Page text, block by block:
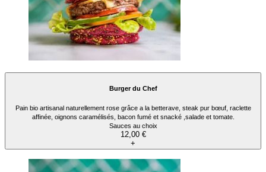
Burger du Chef
Pain bio artisanal naturellement rose grâce a la betterave, steak pur bœuf, raclette
affinée, oignons caramélisés, bacon fumé et snacké ,salade et tomate.
Sauces au choix
12,00 €
+